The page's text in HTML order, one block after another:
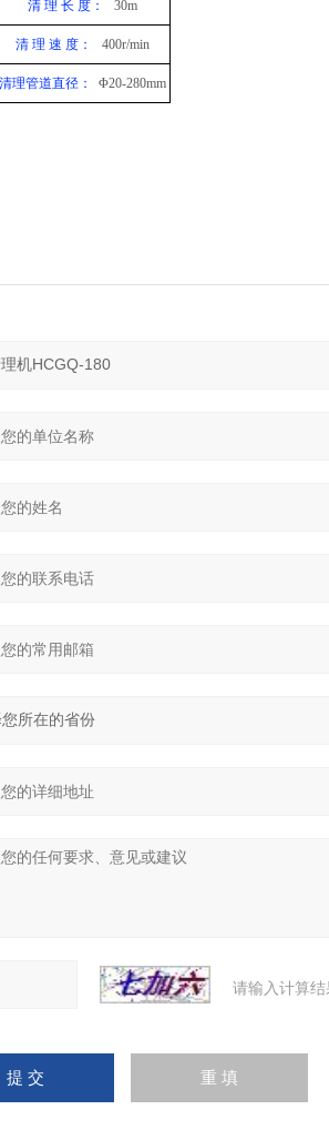
清 理 长 度： 30m
清 理 速 度： 400r/min
清理管道直径： Φ20-280mm
请输入计算